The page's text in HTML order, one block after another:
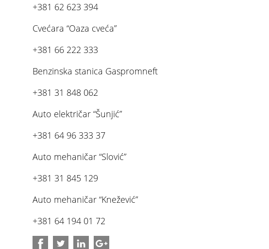
+381 62 623 394
Cvećara “Oaza cveća”
+381 66 222 333
Benzinska stanica Gaspromneft
+381 31 848 062
Auto električar “Šunjić”
+381 64 96 333 37
Auto mehaničar “Slović”
+381 31 845 129
Auto mehaničar “Knežević”
+381 64 194 01 72